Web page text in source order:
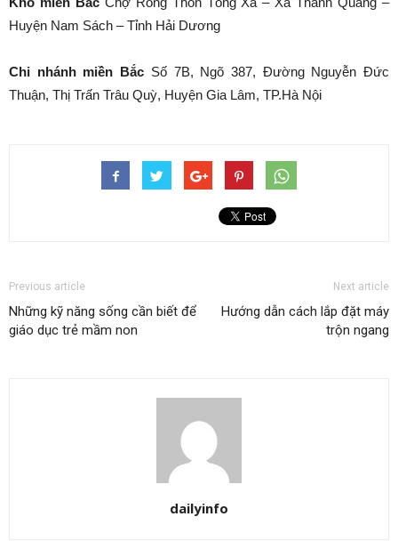
Huyện Nam Sách – Tỉnh Hải Dương
Chi nhánh miền Bắc Số 7B, Ngõ 387, Đường Nguyễn Đức
Thuận, Thị Trấn Trâu Quỳ, Huyện Gia Lâm, TP.Hà Nội
Previous article
Những kỹ năng sống cần biết để
giáo dục trẻ mầm non
Next article
Hướng dẫn cách lắp đặt máy
trộn ngang
dailyinfo